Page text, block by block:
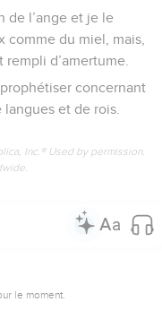
de l’ange et je le
comme du miel, mais,
d’amertume.
concernant
et de rois.
Inc.® Used by permission.
le moment.